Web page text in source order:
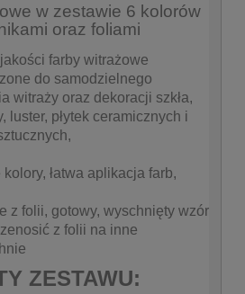
w zestawie 6 kolorów
oraz foliami
farby witrażowe
do samodzielnego
witraży oraz dekoracji szkła,
luster, płytek ceramicznych i
łatwa aplikacja farb,
z folii, gotowy, wyschnięty wzór
z folii na inne
ZESTAWU: